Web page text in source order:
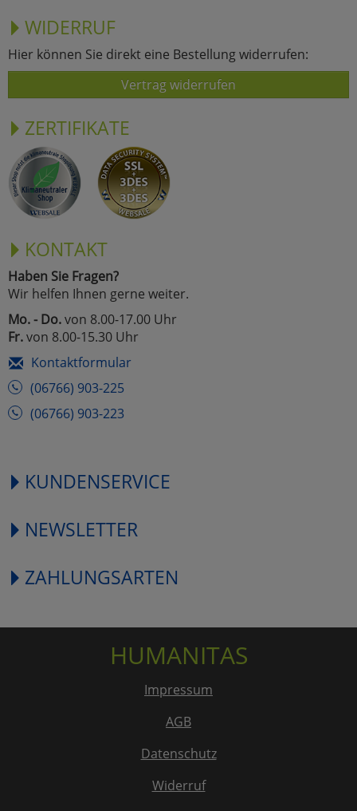
WIDERRUF
Hier können Sie direkt eine Bestellung widerrufen:
Vertrag widerrufen
ZERTIFIKATE
KONTAKT
Haben Sie Fragen?
Wir helfen Ihnen gerne weiter.
Mo. - Do.von 8.00-17.00 Uhr
Fr.von 8.00-15.30 Uhr
Kontaktformular
(06766) 903-225
(06766) 903-223
KUNDENSERVICE
NEWSLETTER
ZAHLUNGSARTEN
HUMANITAS
Impressum
AGB
Datenschutz
Widerruf